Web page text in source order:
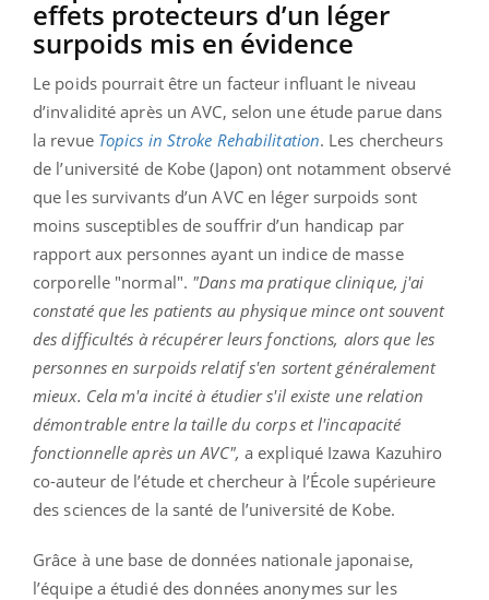
effets protecteurs d’un léger
surpoids mis en évidence
Le poids pourrait être un facteur influant le niveau
d’invalidité après un AVC, selon une étude parue dans
la revue Topics in Stroke Rehabilitation. Les chercheurs
de l’université de Kobe (Japon) ont notamment observé
que les survivants d’un AVC en léger surpoids sont
moins susceptibles de souffrir d’un handicap par
rapport aux personnes ayant un indice de masse
corporelle "normal". "Dans ma pratique clinique, j'ai
constaté que les patients au physique mince ont souvent
des difficultés à récupérer leurs fonctions, alors que les
personnes en surpoids relatif s'en sortent généralement
mieux. Cela m'a incité à étudier s'il existe une relation
démontrable entre la taille du corps et l'incapacité
fonctionnelle après un AVC", a expliqué Izawa Kazuhiro
co-auteur de l’étude et chercheur à l’École supérieure
des sciences de la santé de l’université de Kobe.
Grâce à une base de données nationale japonaise,
l’équipe a étudié des données anonymes sur les